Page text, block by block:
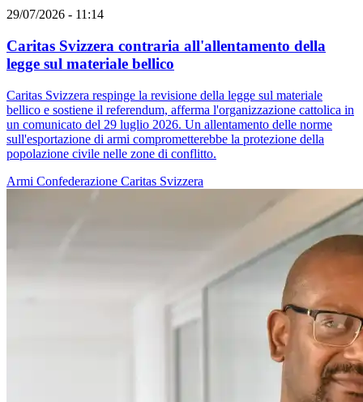
29/07/2026 - 11:14
Caritas Svizzera contraria all'allentamento della
legge sul materiale bellico
Caritas Svizzera respinge la revisione della legge sul materiale
bellico e sostiene il referendum, afferma l'organizzazione cattolica in
un comunicato del 29 luglio 2026. Un allentamento delle norme
sull'esportazione di armi comprometterebbe la protezione della
popolazione civile nelle zone di conflitto.
Armi Confederazione Caritas Svizzera